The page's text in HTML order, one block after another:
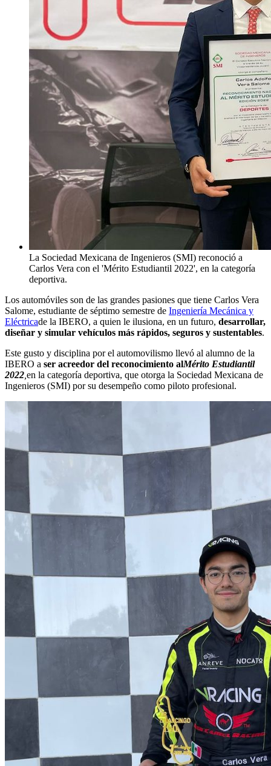
La Sociedad Mexicana de Ingenieros (SMI) reconoció a
Carlos Vera con el 'Mérito Estudiantil 2022', en la categoría
deportiva.
Los automóviles son de las grandes pasiones que tiene Carlos Vera
Salome, estudiante de séptimo semestre de Ingeniería Mecánica y
Eléctricade la IBERO, a quien le ilusiona, en un futuro, desarrollar,
diseñar y simular vehículos más rápidos, seguros y sustentables.
Este gusto y disciplina por el automovilismo llevó al alumno de la
IBERO a ser acreedor del reconocimiento alMérito Estudiantil
2022 en la categoría deportiva, que otorga la Sociedad Mexicana de
Ingenieros (SMI) por su desempeño como piloto profesional.